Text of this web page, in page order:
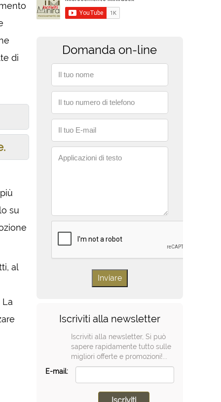
di
su
al
Domanda on-line
Il tuo nome
Il tuo numero di telefono
Il tuo E-mail
Applicazioni di testo
Iscriviti alla newsletter
Iscriviti alla newsletter, Si può
sapere rapidamente tutto sulle
migliori offerte e promozioni!...
E-mail: